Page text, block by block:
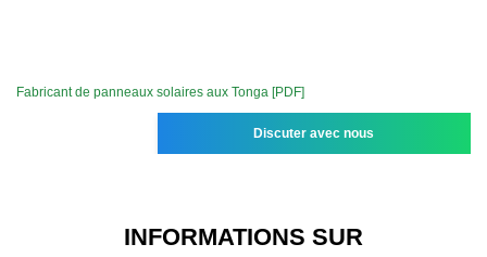
Fabricant de panneaux solaires aux Tonga [PDF]
Discuter avec nous
INFORMATIONS SUR